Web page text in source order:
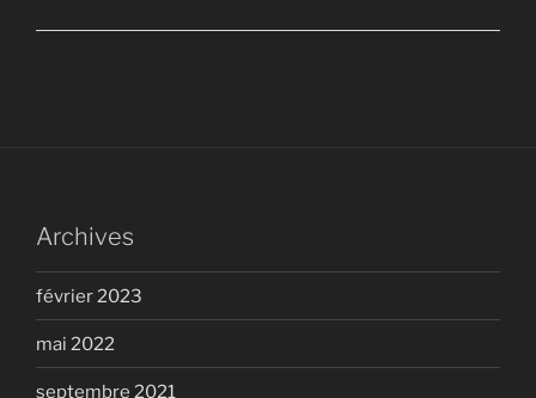
Archives
février 2023
mai 2022
septembre 2021